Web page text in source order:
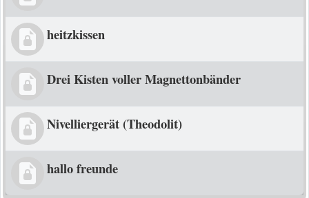
heitzkissen
Drei Kisten voller Magnettonbänder
Nivelliergerät (Theodolit)
hallo freunde